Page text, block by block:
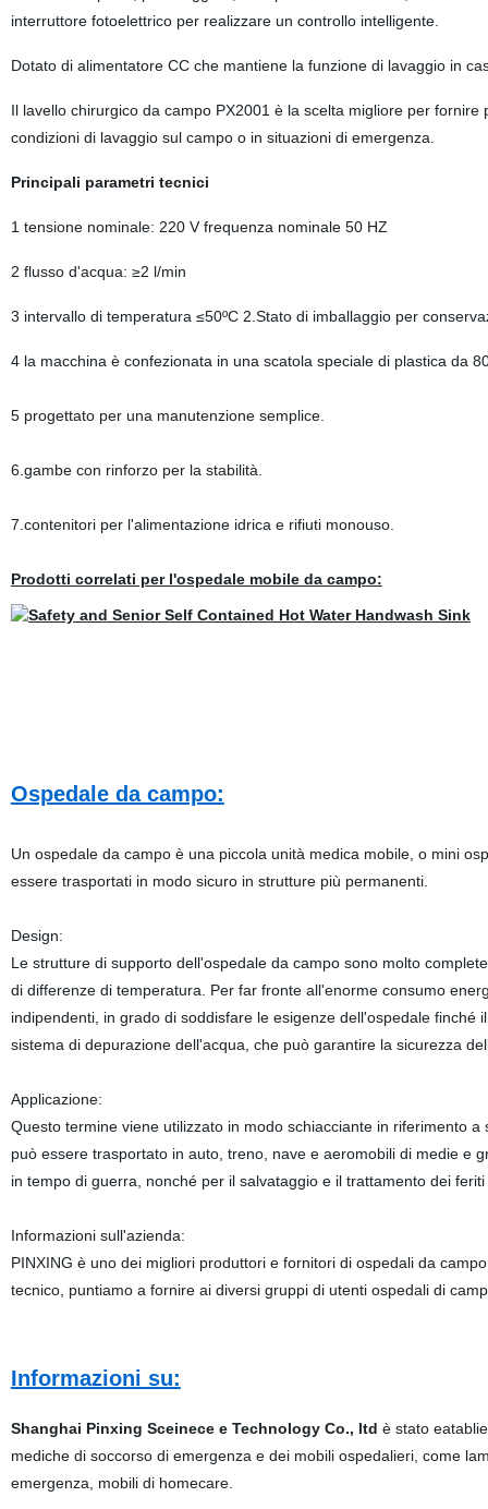
interruttore fotoelettrico per realizzare un controllo intelligente.
Dotato di alimentatore CC che mantiene la funzione di lavaggio in
Il lavello chirurgico da campo PX2001 è la scelta migliore per
condizioni di lavaggio sul campo o in situazioni di emergenza.
Principali parametri tecnici
1 tensione nominale: 220 V frequenza nominale 50 HZ
2 flusso d'acqua: ≥2 l/min
3 intervallo di temperatura ≤50ºC 2.Stato di imballaggio per
4 la macchina è confezionata in una scatola speciale di plastica da
5 progettato per una manutenzione semplice.
6.gambe con rinforzo per la stabilità.
7.contenitori per l'alimentazione idrica e rifiuti monouso.
Prodotti correlati per l'ospedale mobile da campo:
Ospedale da campo:
Un ospedale da campo è una piccola unità medica mobile, o mini
essere trasportati in modo sicuro in strutture più permanenti.
Design:
Le strutture di supporto dell'ospedale da campo sono molto
di differenze di temperatura. Per far fronte all'enorme consumo
indipendenti, in grado di soddisfare le esigenze dell'ospedale
sistema di depurazione dell'acqua, che può garantire la sicurezza
Applicazione:
Questo termine viene utilizzato in modo schiacciante in riferimento
può essere trasportato in auto, treno, nave e aeromobili di medie e
in tempo di guerra, nonché per il salvataggio e il trattamento dei
Informazioni sull'azienda:
PINXING è uno dei migliori produttori e fornitori di ospedali da
tecnico, puntiamo a fornire ai diversi gruppi di utenti ospedali di
Informazioni su:
Shanghai Pinxing Sceinece e Technology Co., ltd è stato
mediche di soccorso di emergenza e dei mobili ospedalieri, come
emergenza, mobili di homecare.